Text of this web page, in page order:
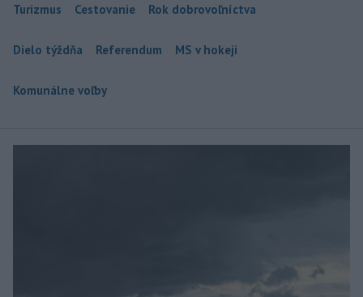
Turizmus Cestovanie Rok dobrovoľníctva
Dielo týždňa Referendum MS v hokeji
Komunálne voľby